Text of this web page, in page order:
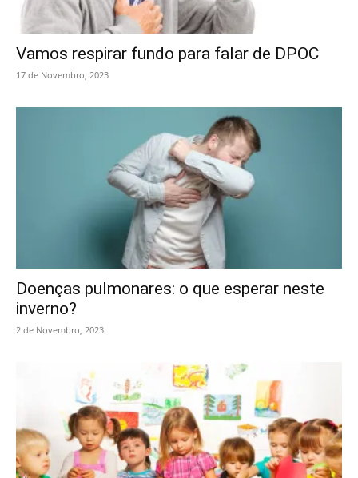
Vamos respirar fundo para falar de DPOC
17 de Novembro, 2023
Doenças pulmonares: o que esperar neste
inverno?
2 de Novembro, 2023